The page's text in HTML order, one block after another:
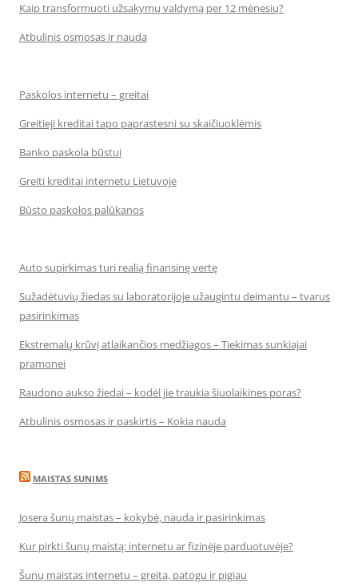
Kaip transformuoti užsakymų valdymą per 12 mėnesių?
Atbulinis osmosas ir nauda
Paskolos internetu – greitai
Greitieji kreditai tapo paprastesni su skaičiuoklėmis
Banko paskola būstui
Greiti kreditai internetu Lietuvoje
Būsto paskolos palūkanos
Auto supirkimas turi realią finansinę vertę
Sužadėtuvių žiedas su laboratorijoje užaugintu deimantu – tvarus
pasirinkimas
Ekstremalų krūvį atlaikančios medžiagos – Tiekimas sunkiajai
pramonei
Raudono aukso žiedai – kodėl jie traukia šiuolaikines poras?
Atbulinis osmosas ir paskirtis – Kokia nauda
MAISTAS SUNIMS
Josera šunų maistas – kokybė, nauda ir pasirinkimas
Kur pirkti šunų maistą: internetu ar fizinėje parduotuvėje?
Šunų maistas internetu – greita, patogu ir pigiau